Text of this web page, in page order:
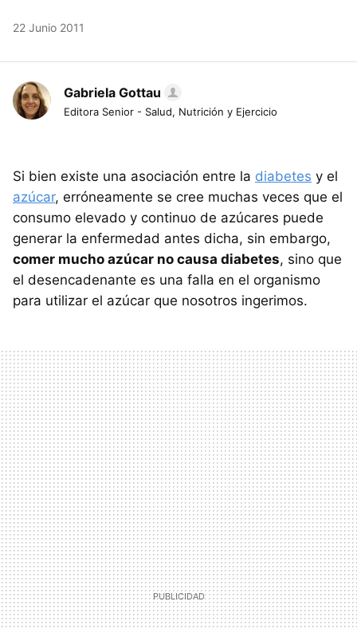
22 Junio 2011
Gabriela Gottau
Editora Senior - Salud, Nutrición y Ejercicio
Si bien existe una asociación entre la diabetes y el
azúcar, erróneamente se cree muchas veces que el
consumo elevado y continuo de azúcares puede
generar la enfermedad antes dicha, sin embargo,
comer mucho azúcar no causa diabetes, sino que
el desencadenante es una falla en el organismo
para utilizar el azúcar que nosotros ingerimos.